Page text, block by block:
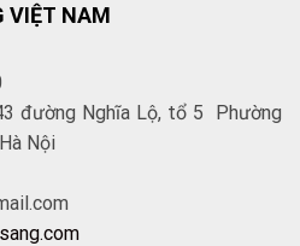
VIỆT NAM
đường Nghĩa Lộ, tổ 5 Phường
Nội